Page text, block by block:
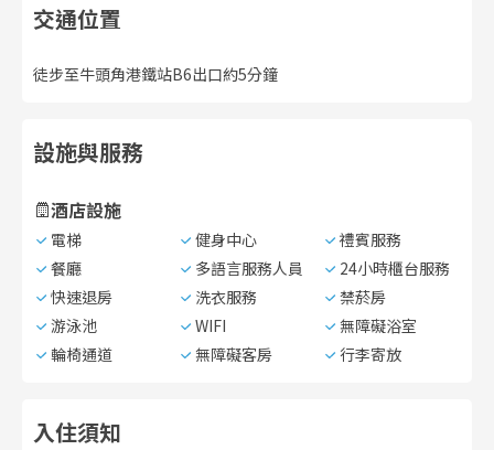
交通位置
徒步至牛頭角港鐵站B6出口約5分鐘
設施與服務
酒店設施
電梯 健身中心
禮賓服務
餐廳
多語言服務人員
24小時櫃台服務
快速退房
洗衣服務
禁菸房
游泳池
WIFI
無障礙浴室
輪椅通道
無障礙客房 行李寄放
入住須知